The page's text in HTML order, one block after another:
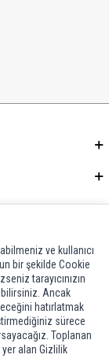
ve kullanıcı
bir şekilde Cookie
tarayıcınızın
Ancak
hatırlatmak
sürece
Toplanan
alan Gizlilik